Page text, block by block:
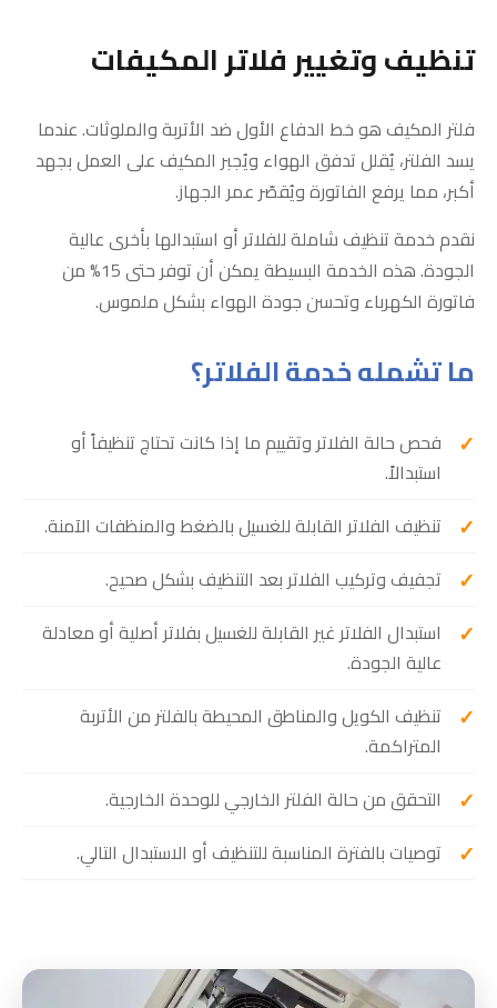
تنظيف وتغيير فلاتر المكيفات
فلتر المكيف هو خط الدفاع الأول ضد الأتربة والملوثات. عندما
يسد الفلتر، يُقلل تدفق الهواء ويُجبر المكيف على العمل بجهد
أكبر، مما يرفع الفاتورة ويُقصّر عمر الجهاز.
نقدم خدمة تنظيف شاملة للفلاتر أو استبدالها بأخرى عالية
الجودة. هذه الخدمة البسيطة يمكن أن توفر حتى 15% من
فاتورة الكهرباء وتحسن جودة الهواء بشكل ملموس.
ما تشمله خدمة الفلاتر؟
فحص حالة الفلاتر وتقييم ما إذا كانت تحتاج تنظيفاً أو
استبدالاً.
تنظيف الفلاتر القابلة للغسيل بالضغط والمنظفات الآمنة.
تجفيف وتركيب الفلاتر بعد التنظيف بشكل صحيح.
استبدال الفلاتر غير القابلة للغسيل بفلاتر أصلية أو معادلة
عالية الجودة.
تنظيف الكويل والمناطق المحيطة بالفلتر من الأتربة
المتراكمة.
التحقق من حالة الفلتر الخارجي للوحدة الخارجية.
توصيات بالفترة المناسبة للتنظيف أو الاستبدال التالي.